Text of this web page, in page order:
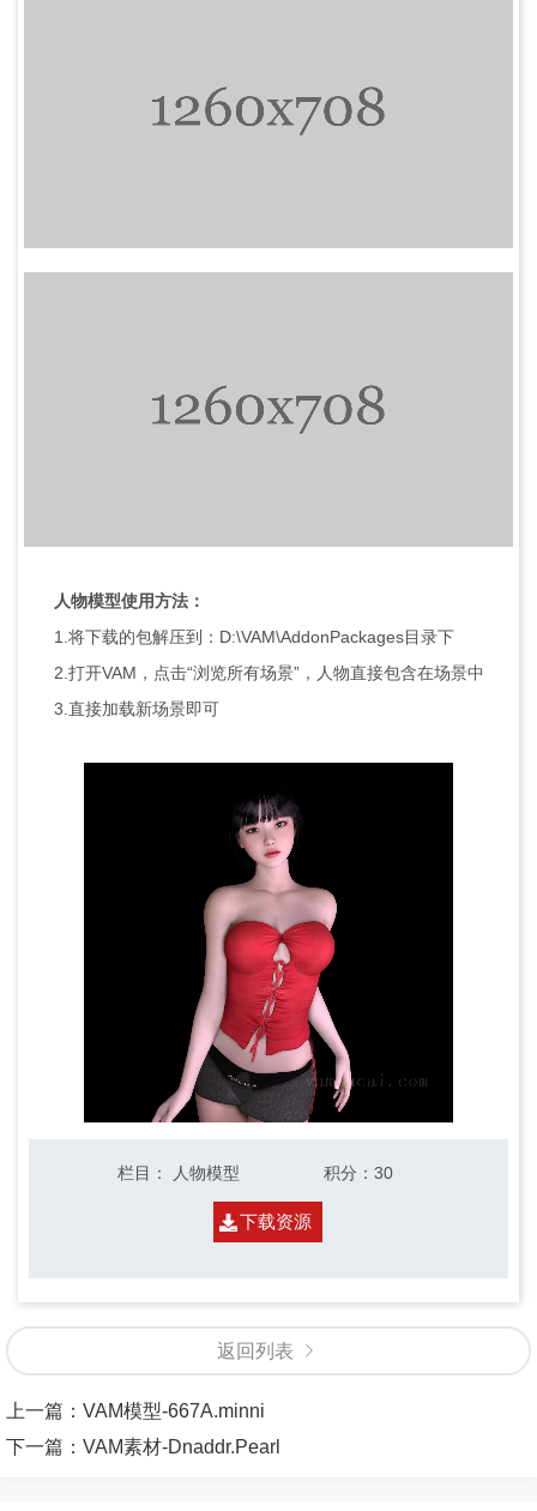
人物模型使用方法：
1.将下载的包解压到：D:\VAM\AddonPackages目录下
2.打开VAM，点击“浏览所有场景”，人物直接包含在场景中
3.直接加载新场景即可
栏目 ： 人物模型 积分 ：30
下载资源
返回列表
上一篇： VAM模型-667A.minni
下一篇： VAM素材-Dnaddr.Pearl